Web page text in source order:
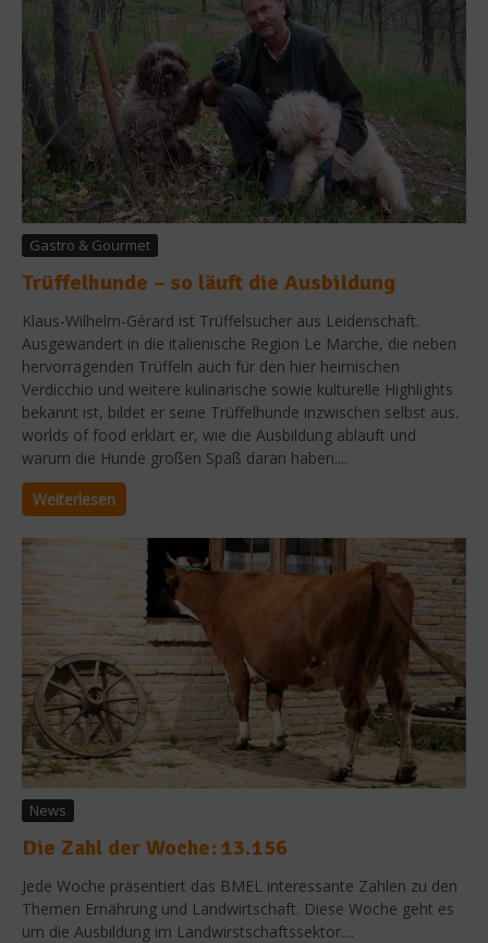
Gastro & Gourmet
Trüffelhunde – so läuft die Ausbildung
Klaus-Wilhelm-Gérard ist Trüffelsucher aus Leidenschaft.
Ausgewandert in die italienische Region Le Marche, die neben
hervorragenden Trüffeln auch für den hier heimischen
Verdicchio und weitere kulinarische sowie kulturelle Highlights
bekannt ist, bildet er seine Trüffelhunde inzwischen selbst aus.
worlds of food erklärt er, wie die Ausbildung abläuft und
warum die Hunde großen Spaß daran haben....
Weiterlesen
News
Die Zahl der Woche: 13.156
Jede Woche präsentiert das BMEL interessante Zahlen zu den
Themen Ernährung und Landwirtschaft. Diese Woche geht es
um die Ausbildung im Landwirstschaftssektor....